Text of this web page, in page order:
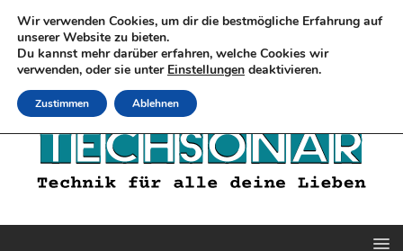
Wir verwenden Cookies, um dir die bestmögliche Erfahrung auf
unserer Website zu bieten.
Du kannst mehr darüber erfahren, welche Cookies wir
verwenden, oder sie unter Einstellungen deaktivieren.
Zustimmen Ablehnen